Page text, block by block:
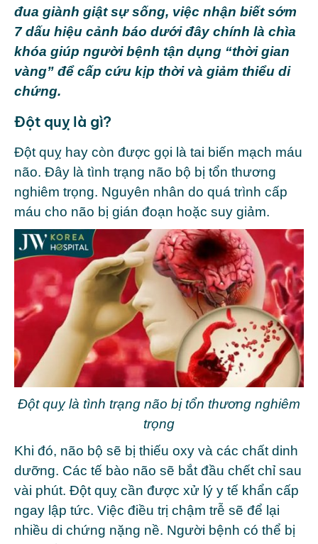
đua giành giật sự sống, việc nhận biết sớm
7 dấu hiệu cảnh báo dưới đây chính là chìa
khóa giúp người bệnh tận dụng “thời gian
vàng” để cấp cứu kịp thời và giảm thiểu di
chứng.
Đột quỵ là gì?
Đột quỵ hay còn được gọi là tai biến mạch máu
não. Đây là tình trạng não bộ bị tổn thương
nghiêm trọng. Nguyên nhân do quá trình cấp
máu cho não bị gián đoạn hoặc suy giảm.
Đột quỵ là tình trạng não bị tổn thương nghiêm
trọng
Khi đó, não bộ sẽ bị thiếu oxy và các chất dinh
dưỡng. Các tế bào não sẽ bắt đầu chết chỉ sau
vài phút. Đột quỵ cần được xử lý y tế khẩn cấp
ngay lập tức. Việc điều trị chậm trễ sẽ để lại
nhiều di chứng nặng nề. Người bệnh có thể bị